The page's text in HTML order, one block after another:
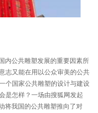
内公共雕塑发展的重要因素所
志又能在用以公众审美的公共
个国家公共雕塑的设计与建设
是怎样？一场由搜狐网发起
将我国的公共雕塑推向了对